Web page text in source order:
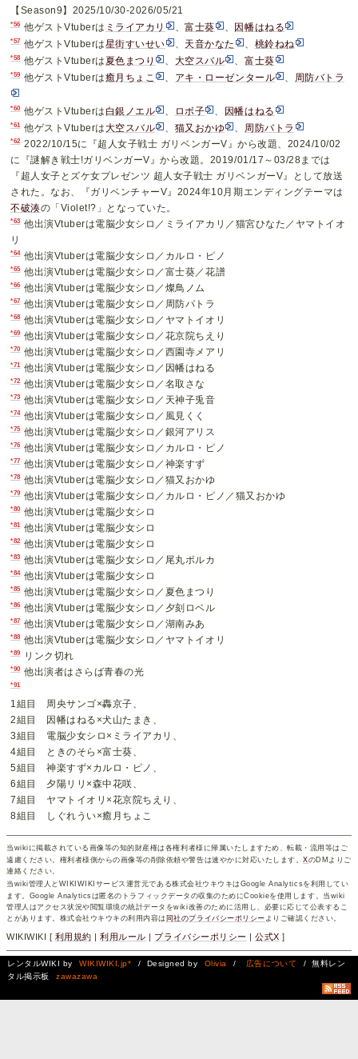
【Season9】2025/10/30-2026/05/21
*56 他ゲストVtuberは ミライアカリ 、富士葵 因幡はねる
*57 他ゲストVtuberは星街すいせい 天音かなた 桃鈴ねね
*58 他ゲストVtuberは 夏色まつり 大空スバル 富士葵
*59 他ゲストVtuberは癒月ちょこ アキ・ローゼンタール 周防バトラ
*60 他ゲストVtuberは白銀ノエル ロボ子 因幡はねる
*61 他ゲストVtuberは大空スバル 猫又おかゆ 周防バトラ
*62 2022/10/15に『超人女子戦士 ガリベンガーV』から改題、2024/10/02
に『謎解き戦士!ガリベンガーV』から改題。2019/01/17～03/28までは
『超人女子とズケ女プレゼンツ 超人女子戦士 ガリベンガーV』として放送
された。なお、『ガリベンチャーV』2024年10月期エンディングテーマは
不破湊の「Violet!?」となっていた。
*63 他出演Vtuberは電脳少女シロ／ミライアカリ／猫宮ひなた／ヤマトイオ
リ
*64 他出演Vtuberは電脳少女シロ／カルロ・ピノ
*65 他出演Vtuberは電脳少女シロ／富士葵／花譜
*66 他出演Vtuberは電脳少女シロ／燦鳥ノム
*67 他出演Vtuberは電脳少女シロ／周防パトラ
*68 他出演Vtuberは電脳少女シロ／ヤマトイオリ
*69 他出演Vtuberは電脳少女シロ／花京院ちえり
*70 他出演Vtuberは電脳少女シロ／西園寺メアリ
*71 他出演Vtuberは電脳少女シロ／因幡はねる
*72 他出演Vtuberは電脳少女シロ／名取さな
*73 他出演Vtuberは電脳少女シロ／天神子兎音
*74 他出演Vtuberは電脳少女シロ／風見くく
*75 他出演Vtuberは電脳少女シロ／銀河アリス
*76 他出演Vtuberは電脳少女シロ／カルロ・ピノ
*77 他出演Vtuberは電脳少女シロ／神楽すず
*78 他出演Vtuberは電脳少女シロ／猫又おかゆ
*79 他出演Vtuberは電脳少女シロ／カルロ・ピノ／猫又おかゆ
*80 他出演Vtuberは電脳少女シロ
*81 他出演Vtuberは電脳少女シロ
*82 他出演Vtuberは電脳少女シロ
*83 他出演Vtuberは電脳少女シロ／尾丸ポルカ
*84 他出演Vtuberは電脳少女シロ
*85 他出演Vtuberは電脳少女シロ／夏色まつり
*86 他出演Vtuberは電脳少女シロ／夕刻ロベル
*87 他出演Vtuberは電脳少女シロ／湖南みあ
*88 他出演Vtuberは電脳少女シロ／ヤマトイオリ
*89 リンク切れ
*90 他出演者はさらば青春の光
*91
1組目 周央サンゴ×轟京子、
2組目 因幡はねる×犬山たまき、
3組目 電脳少女シロ×ミライアカリ、
4組目 ときのそら×富士葵、
5組目 神楽すず×カルロ・ピノ、
6組目 夕陽リリ×森中花咲、
7組目 ヤマトイオリ×花京院ちえり、
8組目 しぐれうい×癒月ちょこ
当wikiに掲載されている画像等の知的財産権は各権利者様に帰属いたしますため、転載・流用等はご
遠慮ください。権利者様側からの画像等の削除依頼や警告は速やかに対応いたします。XのDMよりご
連絡ください。
当wiki管理人とWIKIWIKIサービス運営元である株式会社ウキウキはGoogle Analyticsを利用してい
ます。Google Analyticsは匿名のトラフィックデータの収集のためにCookieを使用します。当wiki
管理人はアクセス状況や閲覧環境の統計データをwiki改善のために活用し、必要に応じて公表するこ
とがあります。株式会社ウキウキの利用内容は 同社のプライバシーポリシー よりご確認ください。
WIKIWIKI [ 利用規約 |利用ルール | プライバシーポリシー |公式X ]
レンタルWIKI by WIKIWIKI.jp* / Designed by Olivia / 広告について
/ 無料レン
タル掲示板
zawazawa